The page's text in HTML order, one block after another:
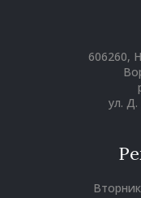
606260,
ул.